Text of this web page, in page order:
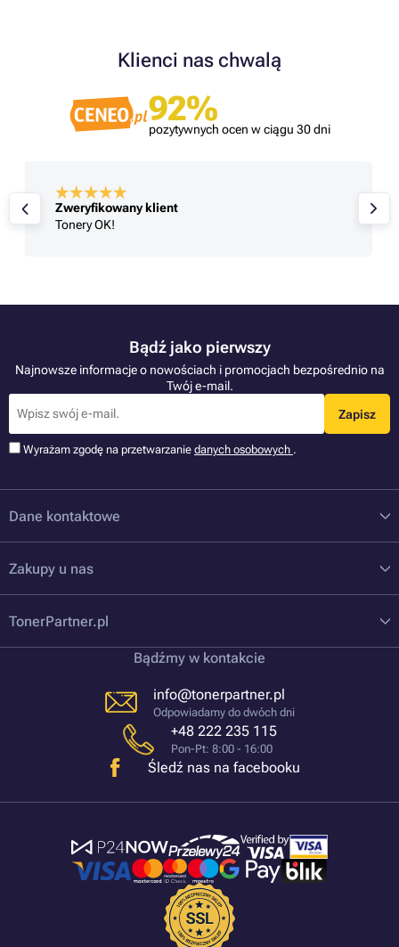
Klienci nas chwalą
92%
pozytywnych ocen w ciągu 30 dni
Zweryfikowany klient
Tonery OK!
Bądź jako pierwszy
Najnowsze informacje o nowościach i promocjach bezpośrednio na
Twój e-mail.
Zapisz
Wyrażam zgodę na przetwarzanie danych osobowych .
Dane kontaktowe
Zakupy u nas
TonerPartner.pl
Bądźmy w kontakcie
info@tonerpartner.pl
Odpowiadamy do dwóch dni
+48 222 235 115
Pon-Pt: 8:00 - 16:00
Śledź nas na facebooku